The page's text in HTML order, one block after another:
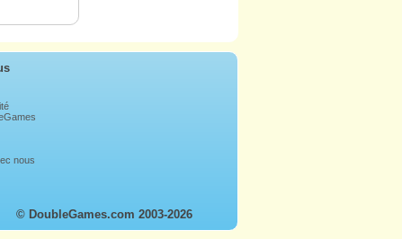
nous
© DoubleGames.com 2003-2026